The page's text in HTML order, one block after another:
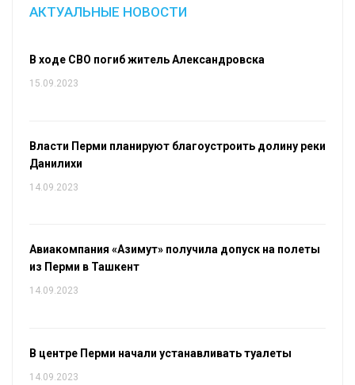
АКТУАЛЬНЫЕ НОВОСТИ
В ходе СВО погиб житель Александровска
15.09.2023
Власти Перми планируют благоустроить долину реки
Данилихи
14.09.2023
Авиакомпания «Азимут» получила допуск на полеты
из Перми в Ташкент
14.09.2023
В центре Перми начали устанавливать туалеты
14.09.2023